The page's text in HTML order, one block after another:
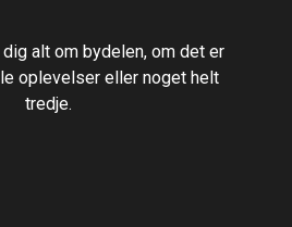
alt om bydelen, om det er
oplevelser eller noget helt
tredje.